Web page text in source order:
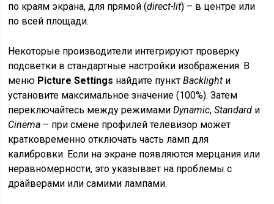
по краям экрана, для прямой (direct-lit) – в центре или
по всей площади.
Некоторые производители интегрируют проверку
подсветки в стандартные настройки изображения. В
меню Picture Settings найдите пунктBacklight и
установите максимальное значение (100%). Затем
переключайтесь между режимамиDynamic,Standard и
Cinema – при смене профилей телевизор может
кратковременно отключать часть ламп для
калибровки. Если на экране появляются мерцания или
неравномерности, это указывает на проблемы с
драйверами или самими лампами.